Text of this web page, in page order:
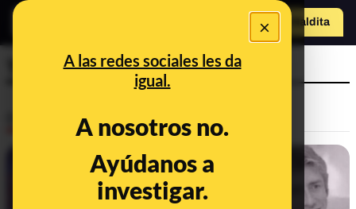
×
A las redes sociales les da
igual.
A nosotros no.
Ayúdanos a
investigar.
Hazte Maldito
Taylor Swift